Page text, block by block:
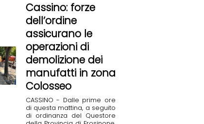
Cassino: forze
dell’ordine
assicurano le
operazioni di
demolizione dei
manufatti in zona
Colosseo
CASSINO - Dalle prime ore
di questa mattina, a seguito
di ordinanza del Questore